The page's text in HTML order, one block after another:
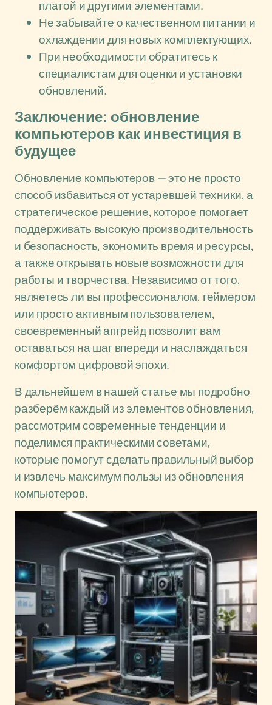
платой и другими элементами.
Не забывайте о качественном питании и
охлаждении для новых комплектующих.
При необходимости обратитесь к
специалистам для оценки и установки
обновлений.
Заключение: обновление
компьютеров как инвестиция в
будущее
Обновление компьютеров — это не просто
способ избавиться от устаревшей техники, а
стратегическое решение, которое помогает
поддерживать высокую производительность
и безопасность, экономить время и ресурсы,
а также открывать новые возможности для
работы и творчества. Независимо от того,
являетесь ли вы профессионалом, геймером
или просто активным пользователем,
своевременный апгрейд позволит вам
оставаться на шаг впереди и наслаждаться
комфортом цифровой эпохи.
В дальнейшем в нашей статье мы подробно
разберём каждый из элементов обновления,
рассмотрим современные тенденции и
поделимся практическими советами,
которые помогут сделать правильный выбор
и извлечь максимум пользы из обновления
компьютеров.